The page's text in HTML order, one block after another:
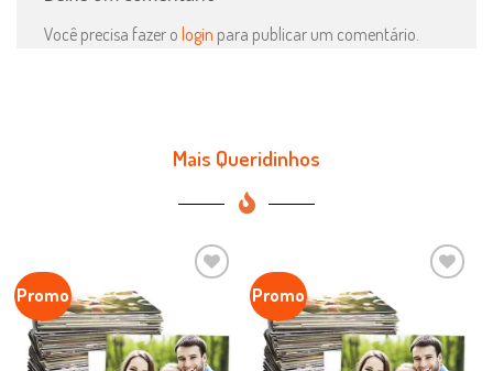
Você precisa fazer o login para publicar um comentário.
Mais Queridinhos
Promo Promo